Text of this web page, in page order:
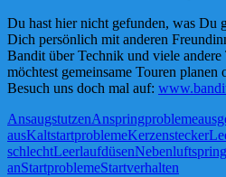
Du hast hier nicht gefunden, was Du
Dich persönlich mit anderen
Bandit über Technik und viele andere
möchtest gemeinsame Touren planen
Besuch uns doch mal auf:
AnsaugstutzenAnspringprobleme
ausKaltstartproblemeKerzenstecker
schlechtLeerlaufdüsenNebenluft
anStartproblemeStartverhalten